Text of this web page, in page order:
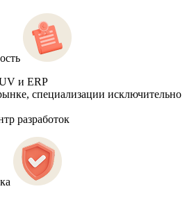
и ERP
специализации исключительно
разработок